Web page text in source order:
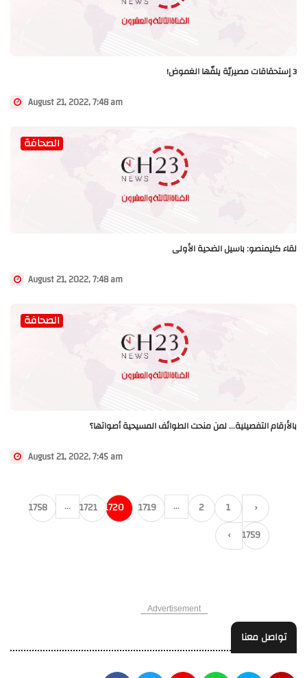
3 إستحقاقات مصيريّة يلفّها الغموض!
August 21, 2022, 7:48 am
الصحافة
لقاء كليمنصو: باسيل الضحية الأولى
August 21, 2022, 7:48 am
الصحافة
بالأرقام التفصيلية... لمن منحت الطوائف المسيحية أصواتها؟
August 21, 2022, 7:45 am
‹
1
2
...
1719
1720
1721
...
1758
1759
›
Advertisement
تواصل معنا